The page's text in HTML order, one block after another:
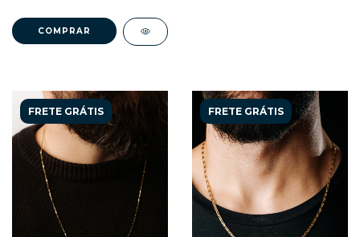
FRETE GRÁTIS FRETE GRÁTIS